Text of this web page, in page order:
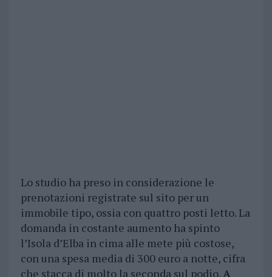
Lo studio ha preso in considerazione le
prenotazioni registrate sul sito per un
immobile tipo, ossia con quattro posti letto. La
domanda in costante aumento ha spinto
l’Isola d’Elba in cima alle mete più costose,
con una spesa media di 300 euro a notte, cifra
che stacca di molto la seconda sul podio.A